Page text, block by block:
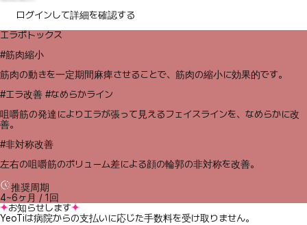
ログインして詳細を確認する
エラボトックス
#筋肉縮小
筋肉の動きを一定期間麻痺させることで、筋肉の縮小に効果的です。
#エラ改善 #なめらかライン
咀嚼筋の発達によりエラが張って見えるフェイスラインを、なめらかに改
善。
#非対称改善
左右の咀嚼筋のボリューム差による顔の輪郭の非対称を改善。
推奨周期
4~6ヶ月 / 1回
お知らせします
YeoTiは病院からの支払いに応じた手数料を受け取りません。